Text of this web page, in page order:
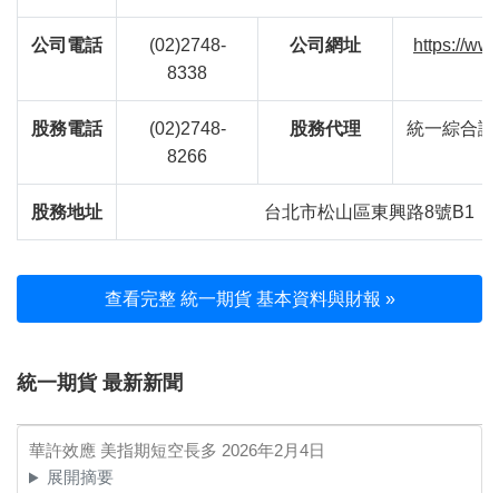
公司電話
(02)2748-
8338
公司網址 https://
股務電話
(02)2748-
8266
股務代理 統一綜合
股務地址 台北市松山區東興路8號B1
查看完整 統一期貨 基本資料與財報 »
統一期貨 最新新聞
華許效應 美指期短空長多 2026年2月4日
展開摘要